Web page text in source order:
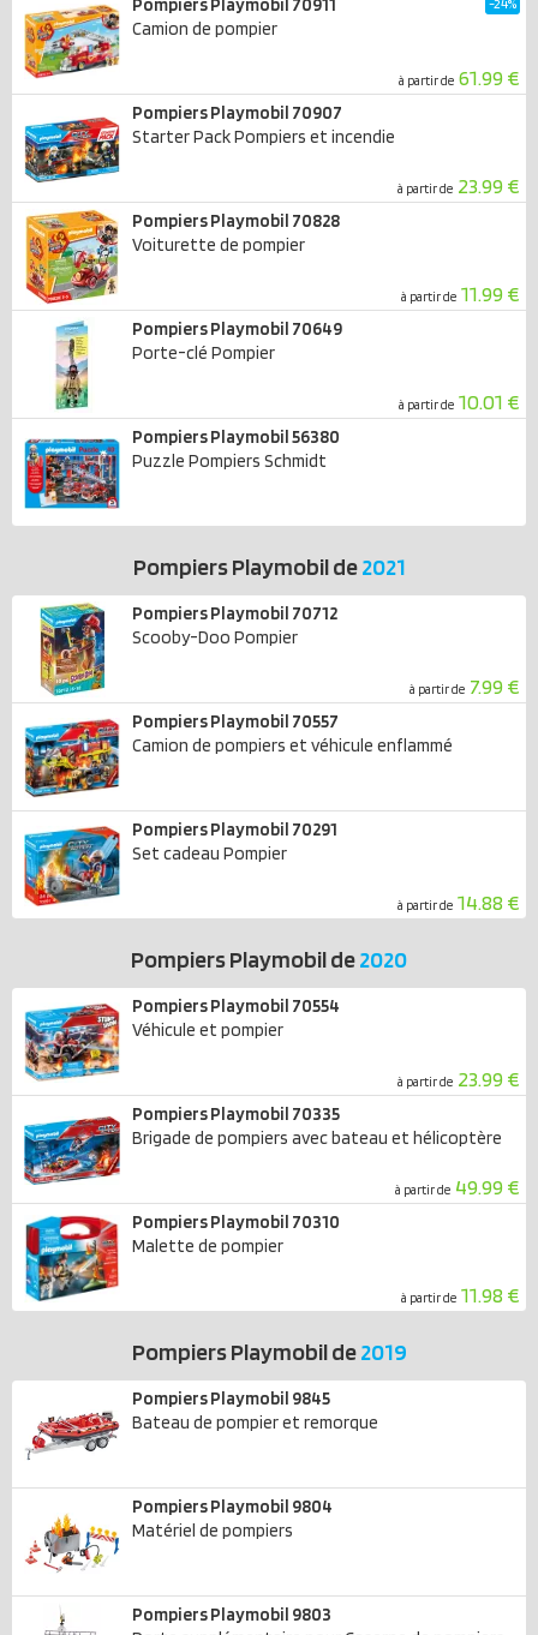
Pompiers Playmobil 70911
Camion de pompier
à partir de 61.99 €
Pompiers Playmobil 70907
Starter Pack Pompiers et incendie
à partir de 23.99 €
Pompiers Playmobil 70828
Voiturette de pompier
à partir de 11.99 €
Pompiers Playmobil 70649
Porte-clé Pompier
à partir de 10.01 €
Pompiers Playmobil 56380
Puzzle Pompiers Schmidt
Pompiers Playmobil de2021
Pompiers Playmobil 70712
Scooby-Doo Pompier
à partir de 7.99 €
Pompiers Playmobil 70557
Camion de pompiers et véhicule enflammé
Pompiers Playmobil 70291
Set cadeau Pompier
à partir de 14.88 €
Pompiers Playmobil de2020
Pompiers Playmobil 70554
Véhicule et pompier
à partir de 23.99 €
Pompiers Playmobil 70335
Brigade de pompiers avec bateau et hélicoptère
à partir de 49.99 €
Pompiers Playmobil 70310
Malette de pompier
à partir de 11.98 €
Pompiers Playmobil de2019
Pompiers Playmobil 9845
Bateau de pompier et remorque
Pompiers Playmobil 9804
Matériel de pompiers
Pompiers Playmobil 9803